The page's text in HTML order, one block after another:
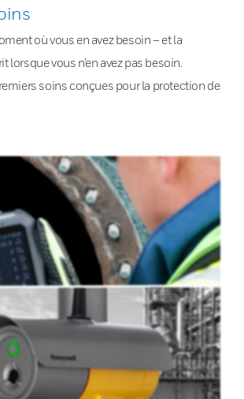
où vous en avez besoin – et la
lorsque vous n’en avez pas besoin.
soins conçues pour la protection de